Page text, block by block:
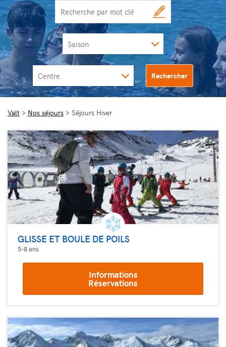
Saison
Centre
Valt > Nos séjours > Séjours Hiver
GLISSE ET BOULE DE POILS
5-8 ans
Informations
Réservations